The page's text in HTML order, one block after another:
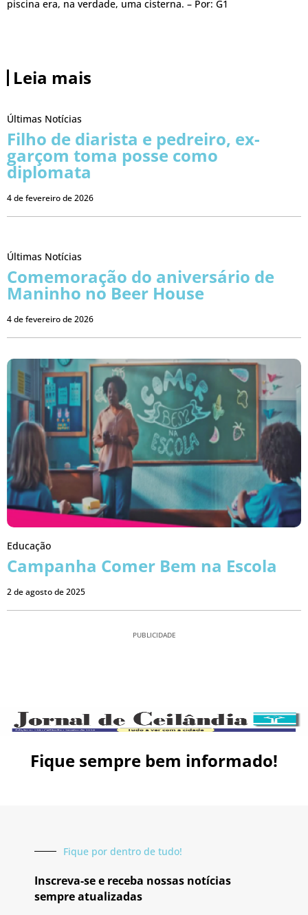
piscina era, na verdade, uma cisterna. – Por: G1
Leia mais
Últimas Notícias
Filho de diarista e pedreiro, ex-
garçom toma posse como
diplomata
4 de fevereiro de 2026
Últimas Notícias
Comemoração do aniversário de
Maninho no Beer House
4 de fevereiro de 2026
Educação
Campanha Comer Bem na Escola
2 de agosto de 2025
PUBLICIDADE
Fique sempre bem informado!
Fique por dentro de tudo!
Inscreva-se e receba nossas notícias
sempre atualizadas